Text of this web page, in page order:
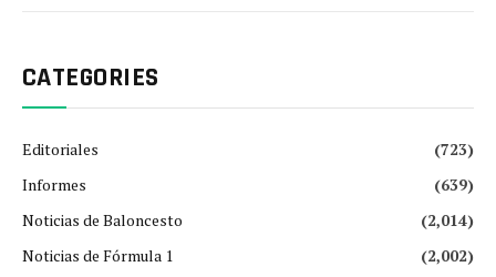
CATEGORIES
Editoriales
(723)
Informes
(639)
Noticias de Baloncesto
(2,014)
Noticias de Fórmula 1
(2,002)